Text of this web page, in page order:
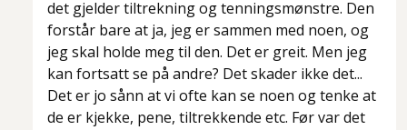
det gjelder tiltrekning og tenningsmønstre. Den
forstår bare at ja, jeg er sammen med noen, og
jeg skal holde meg til den. Det er greit. Men jeg
kan fortsatt se på andre? Det skader ikke det...
Det er jo sånn at vi ofte kan se noen og tenke at
de er kjekke, pene, tiltrekkende etc. Før var det